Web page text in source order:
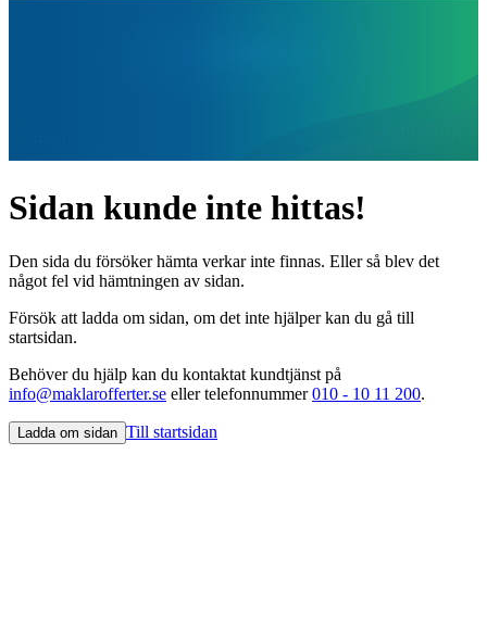
Sidan kunde inte hittas!
Den sida du försöker hämta verkar inte finnas. Eller så blev det
något fel vid hämtningen av sidan.
Försök att ladda om sidan, om det inte hjälper kan du gå till
startsidan.
Behöver du hjälp kan du kontaktat kundtjänst på
info@maklarofferter.se eller telefonnummer010 - 10 11 200.
Ladda om sidan Till startsidan